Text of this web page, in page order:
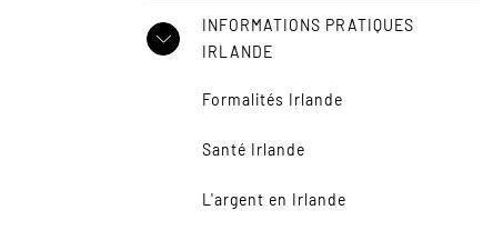
INFORMATIONS PRATIQUES
IRLANDE
Formalités Irlande
Santé Irlande
L'argent en Irlande